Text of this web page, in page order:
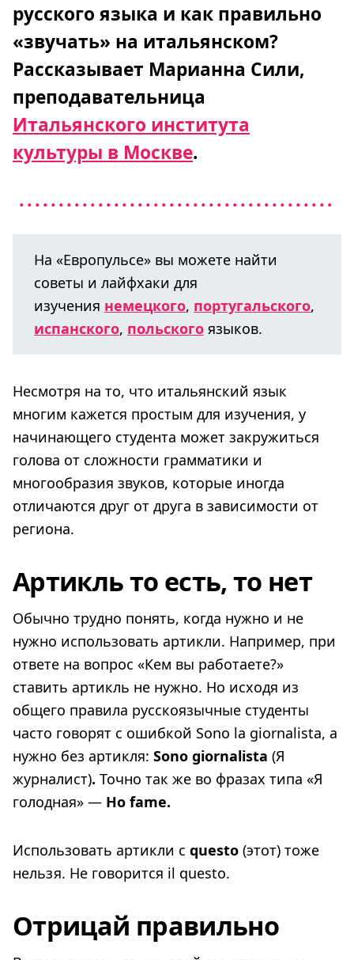
русского языка и как правильно
«звучать» на итальянском?
Рассказывает Марианна Сили,
преподавательница
Итальянского института
культуры в Москве.
На «Европульсе» вы можете найти
советы и лайфхаки для
изучения немецкого, португальского,
испанского, польского языков.
Несмотря на то, что итальянский язык
многим кажется простым для изучения, у
начинающего студента может закружиться
голова от сложности грамматики и
многообразия звуков, которые иногда
отличаются друг от друга в зависимости от
региона.
Артикль то есть, то нет
Обычно трудно понять, когда нужно и не
нужно использовать артикли. Например, при
ответе на вопрос «Кем вы работаете?»
ставить артикль не нужно. Но исходя из
общего правила русскоязычные студенты
часто говорят с ошибкой Sono la giornalista, а
нужно без артикля: Sono giornalista (Я
журналист). Точно так же во фразах типа «Я
голодная» — Ho fame.
Использовать артикли с questo (этот) тоже
нельзя. Не говорится il questo.
Отрицай правильно